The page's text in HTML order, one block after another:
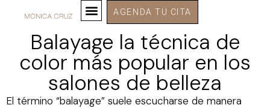
AGENDA TU CITA
Balayage la técnica de
color más popular en los
salones de belleza
El término “balayage” suele escucharse de manera